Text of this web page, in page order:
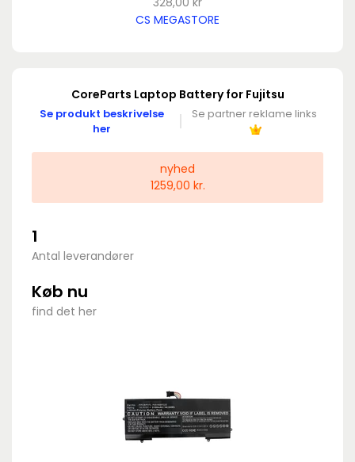
CS MEGASTORE
CoreParts Laptop Battery for Fujitsu
Se produkt beskrivelse
her
Se partner reklame links
nyhed
1259,00 kr.
1
Antal leverandører
Køb nu
find det her